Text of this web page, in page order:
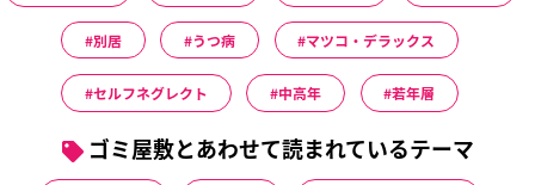
別居 うつ病 マツコ・デラックス
セルフネグレクト 中高年 若年層
ゴミ屋敷とあわせて読まれているテーマ